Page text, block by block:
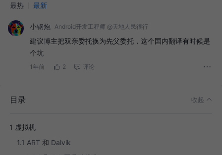
最热 最新
小钢炮 Android开发工程师 @天地人民很行
建议博主把双亲委托换为先父委托，这个国内翻译有时候是
个坑
1年前 2 评论
目录 收起
1 虚拟机
1.1 ART 和 Dalvik